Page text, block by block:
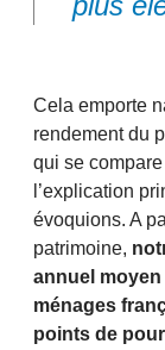
Cela emporte
rendement du
qui se
l’explication
évoquions. A
patrimoine,
annuel
ménages
points de